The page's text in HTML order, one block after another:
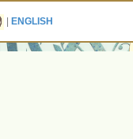
ENGLISH
|